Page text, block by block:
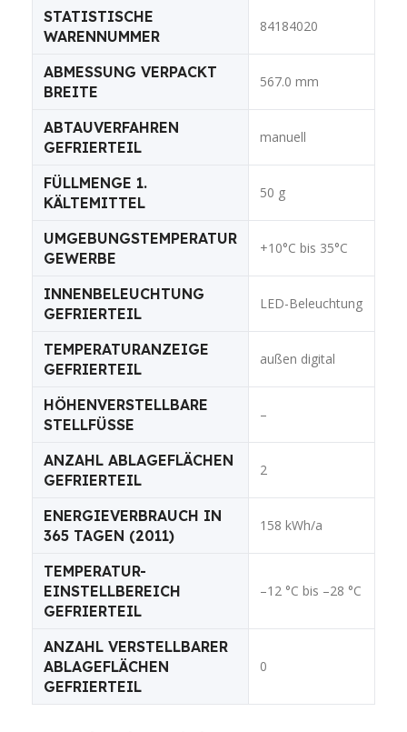
STATISTISCHE
WARENNUMMER
84184020
ABMESSUNG VERPACKT
BREITE
567.0 mm
ABTAUVERFAHREN
GEFRIERTEIL
manuell
FÜLLMENGE 1.
KÄLTEMITTEL
50 g
UMGEBUNGSTEMPERATUR
GEWERBE
+10°C bis 35°C
INNENBELEUCHTUNG
GEFRIERTEIL
LED-Beleuchtung
TEMPERATURANZEIGE
GEFRIERTEIL
außen digital
HÖHENVERSTELLBARE
STELLFÜSSE
–
ANZAHL ABLAGEFLÄCHEN
GEFRIERTEIL
2
ENERGIEVERBRAUCH IN
365 TAGEN (2011)
158 kWh/a
TEMPERATUR-
EINSTELLBEREICH
GEFRIERTEIL
–12 °C bis –28 °C
ANZAHL VERSTELLBARER
ABLAGEFLÄCHEN
GEFRIERTEIL
0